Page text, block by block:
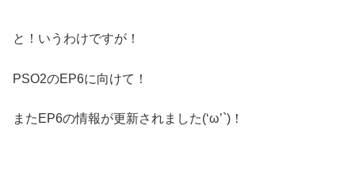
と！いうわけですが！
PSO2のEP6に向けて！
またEP6の情報が更新されました(‘ω’`)！